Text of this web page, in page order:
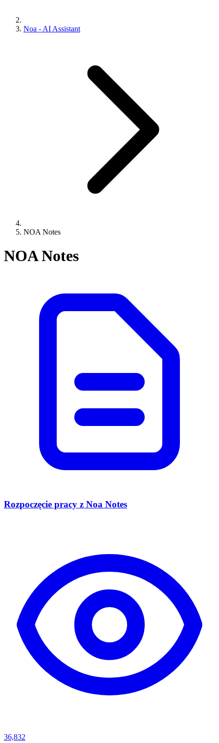
Noa - AI Assistant
NOA Notes
NOA Notes
Rozpoczęcie pracy z Noa Notes
36,832